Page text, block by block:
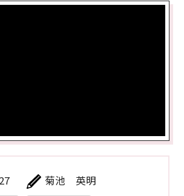
菊池 英明